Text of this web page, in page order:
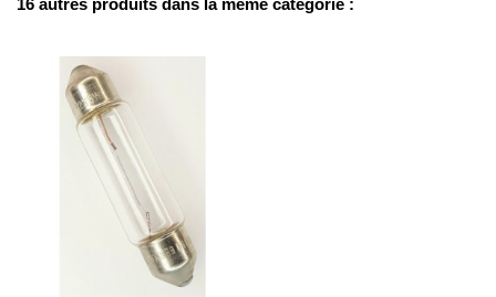
16 autres produits dans la même catégorie :